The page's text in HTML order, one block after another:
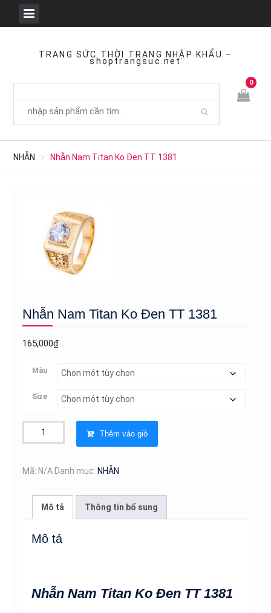
TRANG SỨC THỜI TRANG NHẬP KHẨU –
shoptrangsuc.net
0
NHẪN Nhẫn Nam Titan Ko Đen TT 1381
Nhẫn Nam Titan Ko Đen TT 1381
165,000₫
Màu
Size
Nam
Ko
lượng
Thêm vào giỏ
Mã: N/A Danh mục: NHẪN
Mô tả Thông tin bổ sung
Mô tả
Nhẫn Nam Titan Ko Đen TT 1381